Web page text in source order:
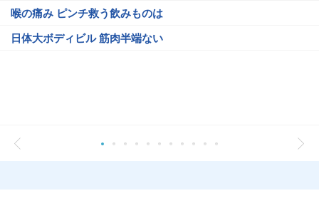
喉の痛み ピンチ救う飲みものは
日体大ボディビル 筋肉半端ない